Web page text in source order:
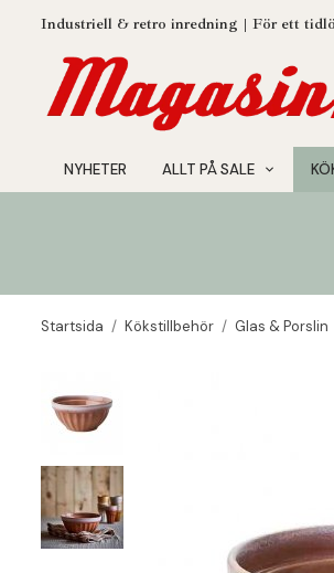
Industriell & retro inredning | För ett
NYHETER ALLT PÅ SALE
Startsida / Kökstillbehör / Glas & Porslin